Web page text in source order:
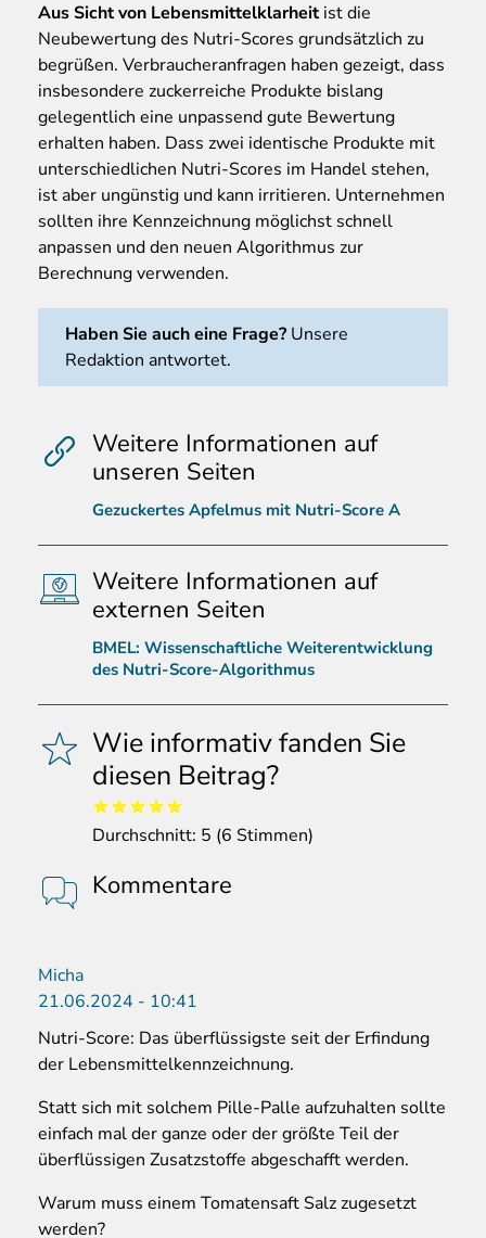
Aus Sicht von Lebensmittelklarheitist die
Neubewertung des Nutri-Scores grundsätzlich zu
begrüßen. Verbraucheranfragen haben gezeigt, dass
insbesondere zuckerreiche Produkte bislang
gelegentlich eine unpassend gute Bewertung
erhalten haben. Dass zwei identische Produkte mit
unterschiedlichen Nutri-Scores im Handel stehen,
ist aber ungünstig und kann irritieren. Unternehmen
sollten ihre Kennzeichnung möglichst schnell
anpassen und den neuen Algorithmus zur
Berechnung verwenden.
Haben Sie auch eine Frage? Unsere
Redaktion antwortet.
Weitere Informationen auf
unseren Seiten
Gezuckertes Apfelmus mit Nutri-Score A
Weitere Informationen auf
externen Seiten
BMEL: Wissenschaftliche Weiterentwicklung
des Nutri-Score-Algorithmus
Wie informativ fanden Sie
diesen Beitrag?
Durchschnitt: 5 (6 Stimmen)
Kommentare
Micha
21.06.2024 - 10:41
Nutri-Score: Das überflüssigste seit der Erfindung
der Lebensmittelkennzeichnung.
Statt sich mit solchem Pille-Palle aufzuhalten sollte
einfach mal der ganze oder der größte Teil der
überflüssigen Zusatzstoffe abgeschafft werden.
Warum muss einem Tomatensaft Salz zugesetzt
werden?